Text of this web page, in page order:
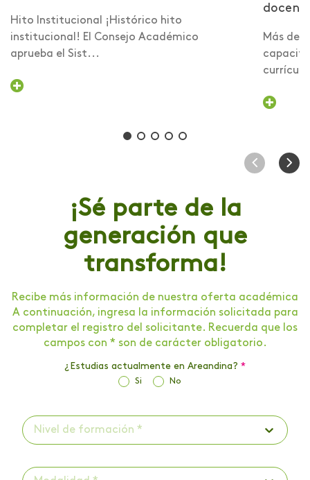
Hito Institucional ¡Histórico hito
institucional! El Consejo Académico
aprueba el Sist...
Más de
¡Sé parte de la
generación que
transforma!
Recibe más información de nuestra oferta académica
A continuación, ingresa la información solicitada para
completar el registro del solicitante. Recuerda que los
campos con * son de carácter obligatorio.
¿Estudias actualmente en Areandina? *
Si No
Nivel de formación *